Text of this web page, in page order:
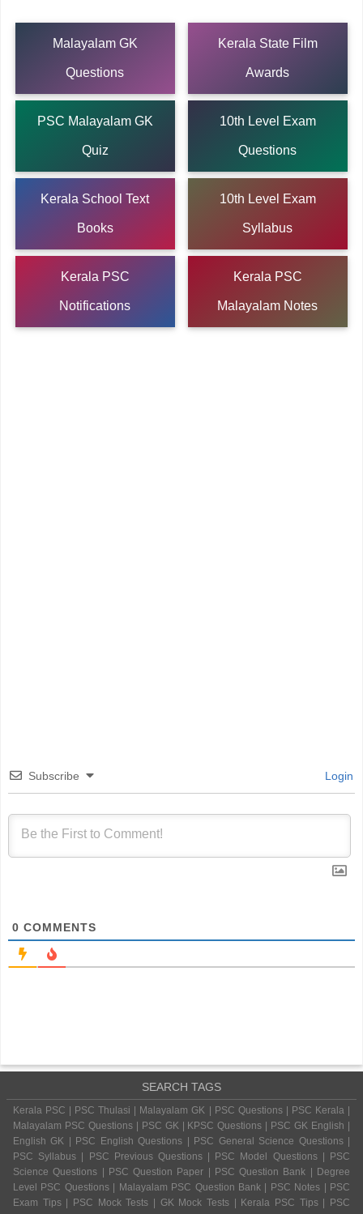
Malayalam GK
Questions
Kerala State Film
Awards
PSC Malayalam GK
Quiz
10th Level Exam
Questions
Kerala School Text
Books
10th Level Exam
Syllabus
Kerala PSC
Notifications
Kerala PSC
Malayalam Notes
Subscribe Login
0 COMMENTS
SEARCH TAGS
Kerala PSC | PSC Thulasi | Malayalam GK | PSC Questions | PSC Kerala |
Malayalam PSC Questions | PSC GK | KPSC Questions | PSC GK English |
English GK | PSC English Questions | PSC General Science Questions |
PSC Syllabus | PSC Previous Questions | PSC Model Questions | PSC
Science Questions | PSC Question Paper | PSC Question Bank | Degree
Level PSC Questions | Malayalam PSC Question Bank | PSC Notes | PSC
Exam Tips | PSC Mock Tests | GK Mock Tests | Kerala PSC Tips | PSC